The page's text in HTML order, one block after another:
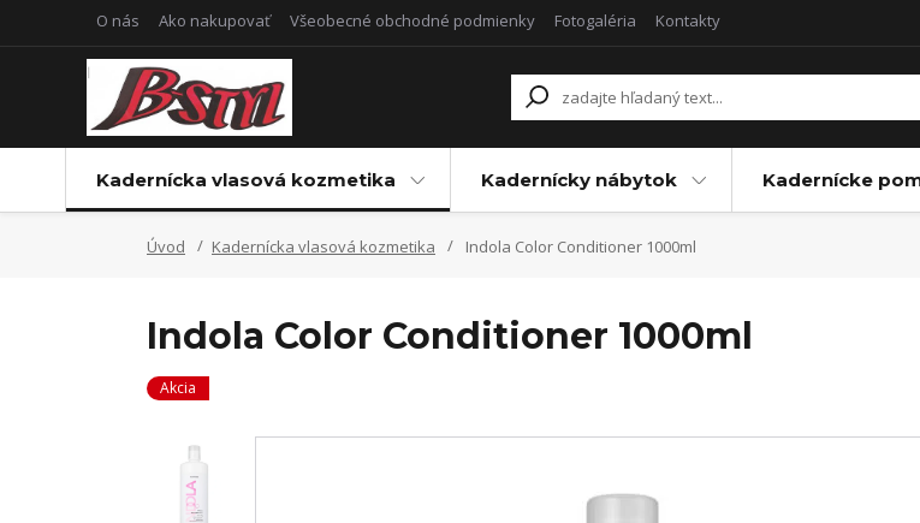
O nás Ako nakupovať Všeobecné obchodné podmienky Fotogaléria Kontakty
Kadernícka vlasová kozmetika Kadernícky nábytok Kadernícke
Úvod Kadernícka vlasová kozmetika Indola Color Conditioner 1000ml
Indola Color Conditioner 1000ml
Akcia